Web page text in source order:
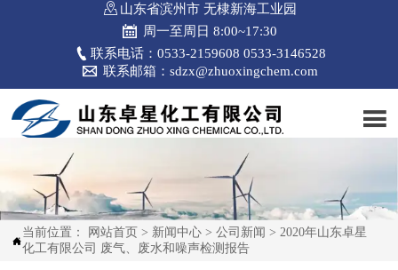
 山东省滨州市 无棣新海工业园
 周一至周日 8:00~17:30
 联系电话：0533-2159608 0533-3146528
 联系邮箱：sdzx@zhuoxingchem.com


当前位置： 网站首页 > 新闻中心 >公司新闻 >2020年山东卓星
化工有限公司 废气、废水和噪声检测报告